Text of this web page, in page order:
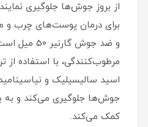
از بروز جوش‌ها جلوگیری
برای درمان پوست‌های چرب و
و ضد جوش
مرطوب‌کنندگی، با استفاده از
اسید سالیسیلیک و نیاسینامید
جوش‌ها جلوگیری می‌کند و
کمک می‌کند.